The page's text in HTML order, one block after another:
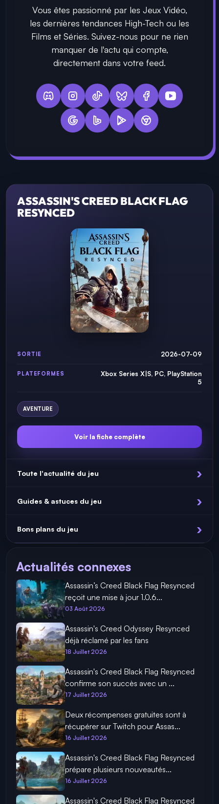
Vous êtes passionné par les Jeux Vidéo,
les dernières tendances High-Tech ou les
Films et Séries. Suivez-nous pour ne rien
manquer de l'actu qui compte,
directement dans votre feed.
ASSASSIN'S CREED BLACK FLAG
RESYNCED
SORTIE 2026-07-09
PLATEFORMES
Xbox Series X|S, PC, PlayStation
5
AVENTURE
Voir la fiche complète
Toute l'actualité du jeu
Guides & astuces du jeu
Bons plans du jeu
Actualités connexes
Assassin’s Creed Black Flag Resynced
reçoit une mise à jour 1.0.6...
03 Août 2026
Assassin's Creed Odyssey Resynced
déjà réclamé par les fans
18 Juillet 2026
Assassin's Creed Black Flag Resynced
confirme son succès avec un ...
17 Juillet 2026
Deux récompenses gratuites sont à
récupérer sur Twitch pour Assas...
16 Juillet 2026
Assassin's Creed Black Flag Resynced
prépare plusieurs nouveautés...
16 Juillet 2026
Assassin's Creed Black Flag Resynced